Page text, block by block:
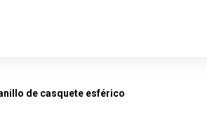
de casquete esférico